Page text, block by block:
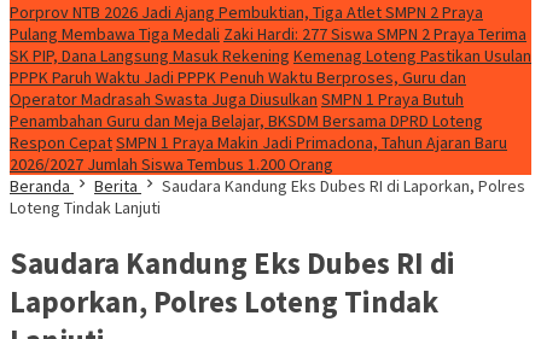
Porprov NTB 2026 Jadi Ajang Pembuktian, Tiga Atlet SMPN 2 Praya
Pulang Membawa Tiga Medali Zaki Hardi: 277 Siswa SMPN 2 Praya Terima
SK PIP, Dana Langsung Masuk Rekening Kemenag Loteng Pastikan Usulan
PPPK Paruh Waktu Jadi PPPK Penuh Waktu Berproses, Guru dan
Operator Madrasah Swasta Juga Diusulkan SMPN 1 Praya Butuh
Penambahan Guru dan Meja Belajar, BKSDM Bersama DPRD Loteng
Respon CepatSMPN 1 Praya Makin Jadi Primadona, Tahun Ajaran Baru
2026/2027 Jumlah Siswa Tembus 1.200 Orang
Beranda
Berita
Saudara Kandung Eks Dubes RI di Laporkan, Polres
Loteng Tindak Lanjuti
Saudara Kandung Eks Dubes RI di
Laporkan, Polres Loteng Tindak